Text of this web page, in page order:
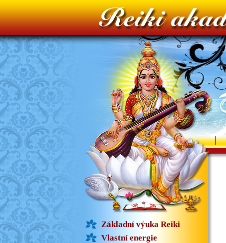
Základní výuka Reiki
Vlastní energie